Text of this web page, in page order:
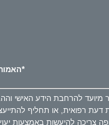
להרחבת הידע האישי
דעת רפואית, או תחליף
צריכה להיעשות באמצעות